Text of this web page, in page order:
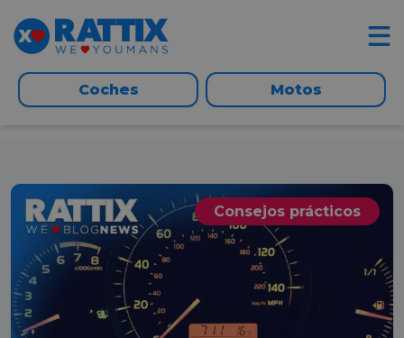
Coches Motos
Consejos prácticos